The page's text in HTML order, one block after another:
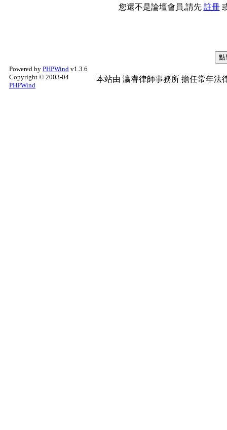
您還不是論壇會員,請先 註冊
Powered by PHPWind v1.3.6
Copyright © 2003-04
PHPWind
本站由 瀛睿律師事務所 擔任常年法